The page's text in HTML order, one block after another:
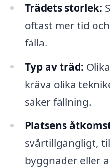
Trädets storlek:
oftast mer tid
fälla.
Typ av träd:
kräva olika
säker fällning.
Platsens
svårtillgängligt,
byggnader eller